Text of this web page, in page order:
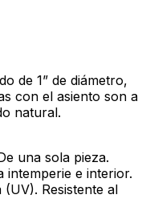
de 1” de diámetro,
con el asiento son a
natural.
una sola pieza.
intemperie e interior.
Resistente al